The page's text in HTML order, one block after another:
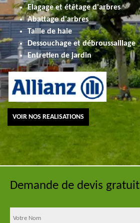
Elagage et étêtage d'arbres
Abattage d'arbres
Taille de haie
Dessouchage et débroussaillage
Entretien de jardin
VOIR NOS REALISATIONS
Demande de devis gratuit